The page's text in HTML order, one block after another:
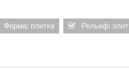
Форма: плитка Рельеф: элит